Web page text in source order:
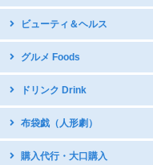
テーブルウェア・調理器具
国立故宮博物館公式グッズ
icash2.0 / iPASS
台湾ディスカバリー
台湾オペラDVD
現代舞踊DVD
日本アニメDVDで中国語学習
子供向け音楽CD
中国語教材・辞書
写真集
グラビア・写真集
五術・風水学関連書籍
台湾の漫画・イラスト集
ビューティ＆ヘルス
グルメ Foods
中華菓子
台湾産ドライフルーツ
スナック・お菓子
ミネラルたっぷり 台湾産甘蔗糖
ドリンク Drink
台湾のお茶
インスタントドリンク
台湾産コーヒー
布袋戯（人形劇）
DVDボックス
購入代行・大口購入